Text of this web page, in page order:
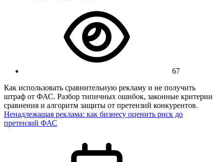
67
Как использовать сравнительную рекламу и не получить
штраф от ФАС. Разбор типичных ошибок, законные критерии
сравнения и алгоритм защиты от претензий конкурентов.
Ненадлежащая реклама: как бизнесу оценить риск до
претензий ФАС